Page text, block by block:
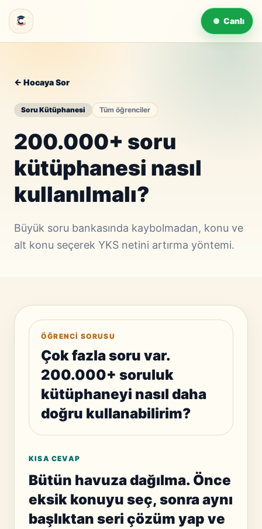
Canlı
← Hocaya Sor
Soru Kütüphanesi Tüm öğrenciler
200.000+ soru
kütüphanesi nasıl
kullanılmalı?
Büyük soru bankasında kaybolmadan, konu ve
alt konu seçerek YKS netini artırma yöntemi.
ÖĞRENCI SORUSU
Çok fazla soru var.
200.000+ soruluk
kütüphaneyi nasıl daha
doğru kullanabilirim?
KISA CEVAP
Bütün havuza dağılma. Önce
eksik konuyu seç, sonra aynı
başlıktan seri çözüm yap ve